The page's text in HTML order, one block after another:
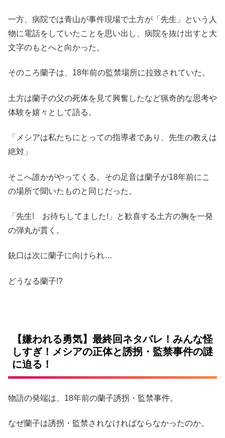
一方、病院では青山が事件現場で土方が「先生」という人
物に電話をしていたことを思い出し、病院を抜け出すと大
文字のもとへと向かった。
そのころ蘭子は、18年前の監禁場所に拉致されていた。
土方は蘭子の父の死体を見て興奮したなど猟奇的な思考や
体験を嬉々として語る。
「メシアは私たちにとっての指導者であり、先生の教えは
絶対」
そこへ誰かがやってくる。その足音は蘭子が18年前にこ
の場所で聞いたものと同じだった。
「先生! お待ちしてました!」と歓喜する土方の胸を一発
の弾丸が貫く。
銃口は次に蘭子に向けられ…
どうなる蘭子!?
【嫌われる勇気】最終回ネタバレ！みんな怪
しすぎ！メシアの正体と誘拐・監禁事件の謎
に迫る！
物語の発端は、18年前の蘭子誘拐・監禁事件。
なぜ蘭子は誘拐・監禁されなければならなかったのか。